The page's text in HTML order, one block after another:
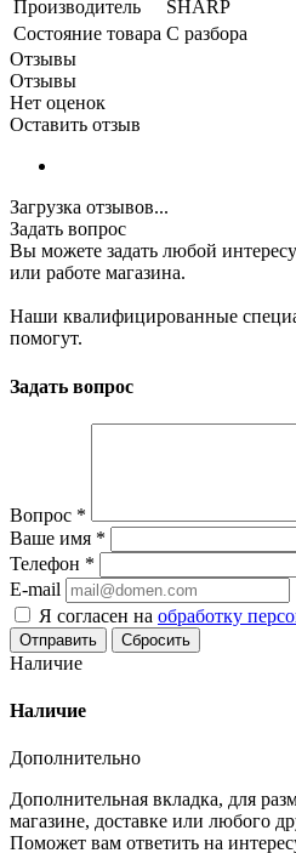
Производитель
SHARP
Состояние товара С разбора
Отзывы
Отзывы
Нет оценок
Оставить отзыв
Загрузка отзывов...
Задать вопрос
Вы можете задать любой
или работе магазина.
Наши квалифицированные
помогут.
Задать вопрос
Вопрос *
Ваше имя *
Телефон *
E-mail
Я согласен на обработку
Сбросить
Наличие
Наличие
Дополнительно
Дополнительная вкладка, для
магазине, доставке или любого
Поможет вам ответить на